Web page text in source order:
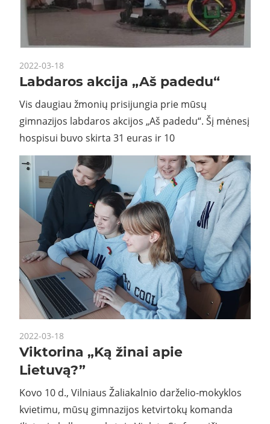
2022-03-18
Labdaros akcija „Aš padedu“
Vis daugiau žmonių prisijungia prie mūsų
gimnazijos labdaros akcijos „Aš padedu“. Šį mėnesį
hospisui buvo skirta 31 euras ir 10
2022-03-18
Viktorina „Ką žinai apie
Lietuvą?”
Kovo 10 d., Vilniaus Žaliakalnio darželio-mokyklos
kvietimu, mūsų gimnazijos ketvirtokų komanda